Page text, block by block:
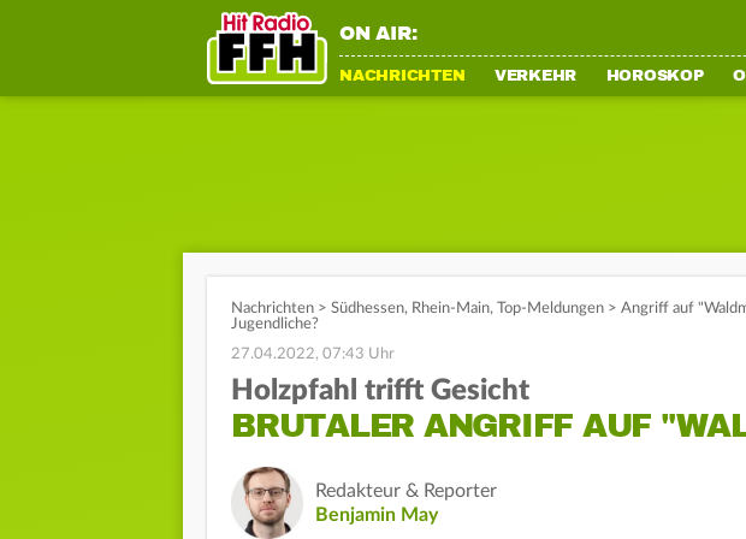
ON AIR:
NACHRICHTEN VERKEHR HOROSKOP
Nachrichten > Südhessen, Rhein-Main, Top-Meldungen > Angriff auf
Jugendliche?
27.04.2022, 07:43 Uhr
Holzpfahl trifft Gesicht
BRUTALER ANGRIFF AUF
Redakteur & Reporter
Benjamin May